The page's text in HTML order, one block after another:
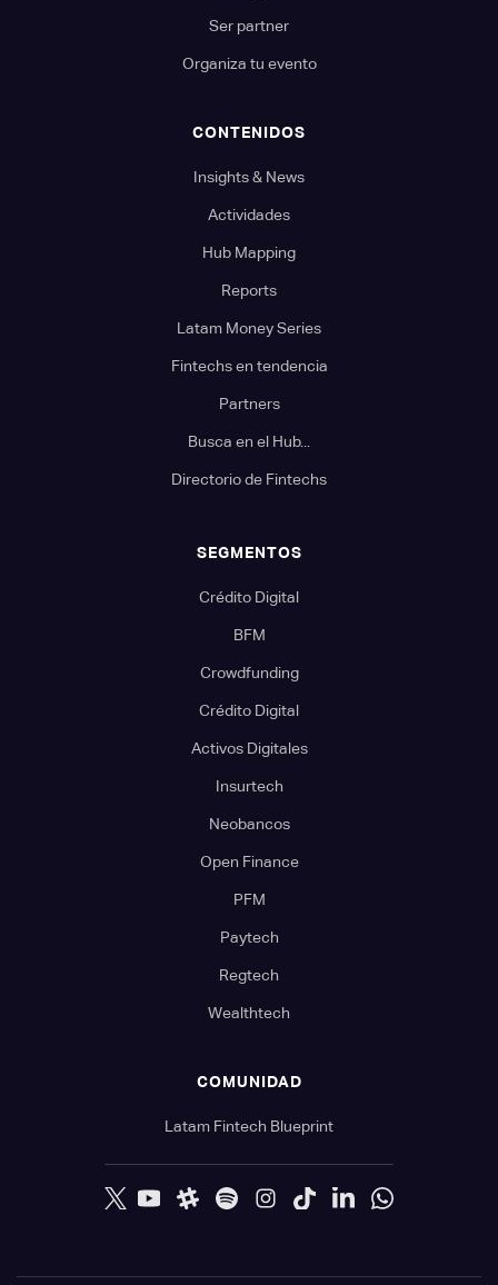
Ser partner
Organiza tu evento
CONTENIDOS
Insights & News
Actividades
Hub Mapping
Reports
Latam Money Series
Fintechs en tendencia
Partners
Busca en el Hub...
Directorio de Fintechs
SEGMENTOS
Crédito Digital
BFM
Crowdfunding
Crédito Digital
Activos Digitales
Insurtech
Neobancos
Open Finance
PFM
Paytech
Regtech
Wealthtech
COMUNIDAD
Latam Fintech Blueprint